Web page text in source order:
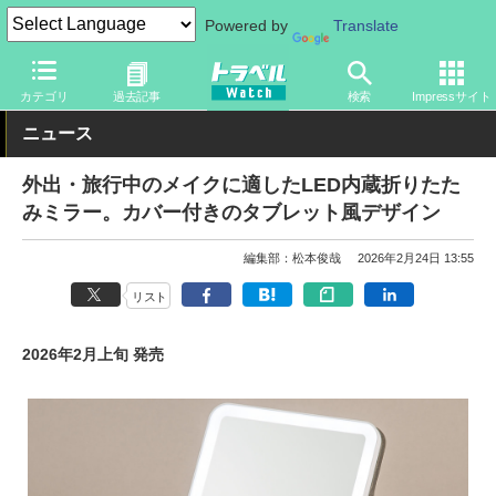
Powered by Translate
カテゴリ 過去記事 検索 Impressサイト
トラベル Watch 旅のアイテム 旅行グッズ 生活雑貨
ニュース
外出・旅行中のメイクに適したLED内蔵折りたた
みミラー。カバー付きのタブレット風デザイン
編集部：松本俊哉 2026年2月24日 13:55
リスト
2026年2月上旬 発売